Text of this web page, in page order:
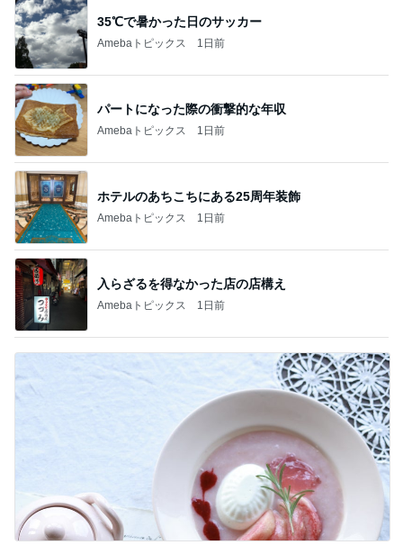
35℃で暑かった日のサッカー
Amebaトピックス 1日前
パートになった際の衝撃的な年収
Amebaトピックス 1日前
ホテルのあちこちにある25周年装飾
Amebaトピックス 1日前
入らざるを得なかった店の店構え
Amebaトピックス 1日前